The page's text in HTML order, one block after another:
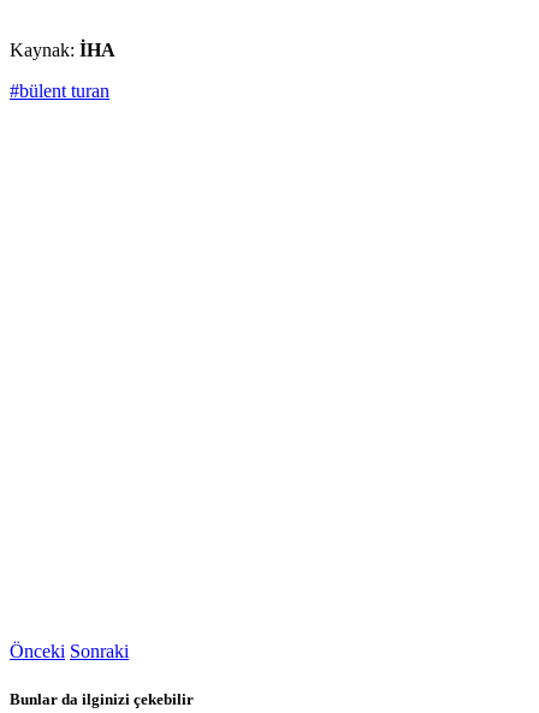
Kaynak: İHA
#bülent turan
Önceki Sonraki
Bunlar da ilginizi çekebilir